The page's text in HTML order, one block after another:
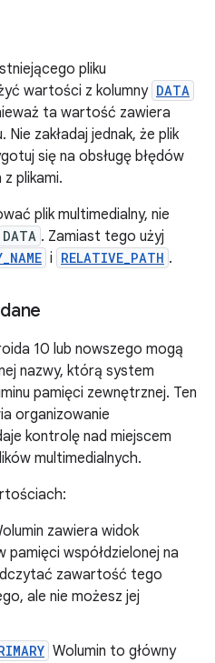
pliku
wartości z kolumny DATA
ta wartość zawiera
zakładaj jednak, że plik
się na obsługę błędów
plikami.
plik multimedialny, nie
DATA . Zamiast tego użyj
i RELATIVE_PATH .
10 lub nowszego mogą
nazwy, którą system
pamięci zewnętrznej. Ten
organizowanie
kontrolę nad miejscem
multimedialnych.
zawiera widok
pamięci współdzielonej na
zawartość tego
ale nie możesz jej
Wolumin to główny